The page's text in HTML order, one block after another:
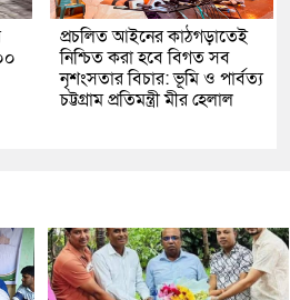
প্রচলিত আইনের কাঠগড়াতেই
নিশ্চিত করা হবে বিগত সব
নৃশংসতার বিচার: ভূমি ও পার্বত্য
চট্টগ্রাম প্রতিমন্ত্রী মীর হেলাল